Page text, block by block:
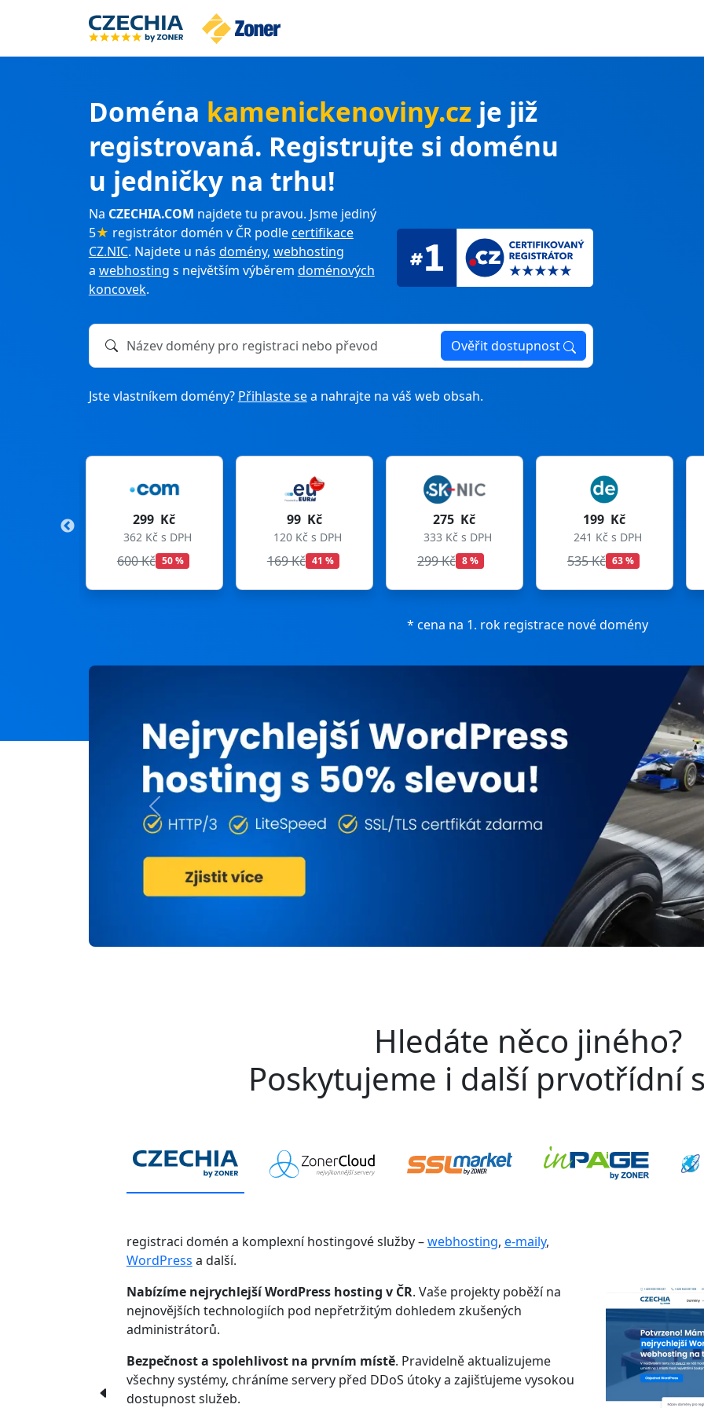
Doména kamenickenoviny.cz je již
registrovaná. Registrujte si doménu
u jedničky na trhu!
Na CZECHIA.COM najdete tu pravou. Jsme jediný
5★ registrátor domén v ČR podlecertifikace
CZ.NIC. Najdete u nás domény, webhosting
a webhosting s největším výběrem doménových
koncovek.
Název domény k registraci nebo převodu Ověřit dostupnost
Jste vlastníkem domény? Přihlaste sea nahrajte na váš web obsah.
362 Kč s DPH
99 Kč
120 Kč s DPH
169 Kč
275 Kč
333 Kč s DPH
299 Kč
199 Kč
241 Kč s DPH
535 Kč
199 Kč
241 Kč s DPH
699 Kč
* cena na 1. rok registrace nové domény
Previous
Hledáte něco jiného?
Poskytujeme i další prvotřídní
registraci domén a komplexní hostingové služby –webhosting, e-maily,
WordPress a další.
Nabízíme nejrychlejší WordPress hosting v ČR. Vaše projekty poběží na
nejnovějších technologiích pod nepřetržitým dohledem zkušených
administrátorů.
Bezpečnost a spolehlivost na prvním místě. Pravidelně aktualizujeme
všechny systémy, chráníme servery před DDoS útoky a zajišťujeme vysokou
dostupnost služeb.